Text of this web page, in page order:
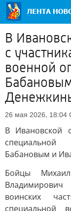
В
с
военной
26 мая 2026, 18:04
В Ивановской
Бабановым и
Бойцы
воинских
специальной